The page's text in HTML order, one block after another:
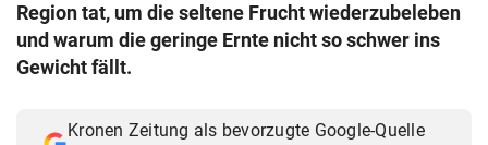
© Krone Multimedia GmbH & Co KG 2026
Muthgasse 2, 1190 Wien
Region tat, um die seltene Frucht wiederzubeleben
und warum die geringe Ernte nicht so schwer ins
Gewicht fällt.
Kronen Zeitung als bevorzugte Google-Quelle